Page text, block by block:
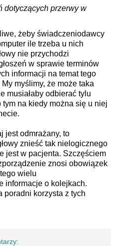
dotyczących przerwy w
żeby świadczeniodawcy
ile trzeba u nich
nie przychodzi
w sprawie terminów
informacji na temat tego
myślimy, że może taka
musiałaby odbierać tylu
na kiedy można się u niej
jest odmrażany, to
znieść tak nielogicznego
jest w pacjenta. Szczęściem
znosi obowiązek
wielu
informacje o kolejkach.
poradni korzysta z tych